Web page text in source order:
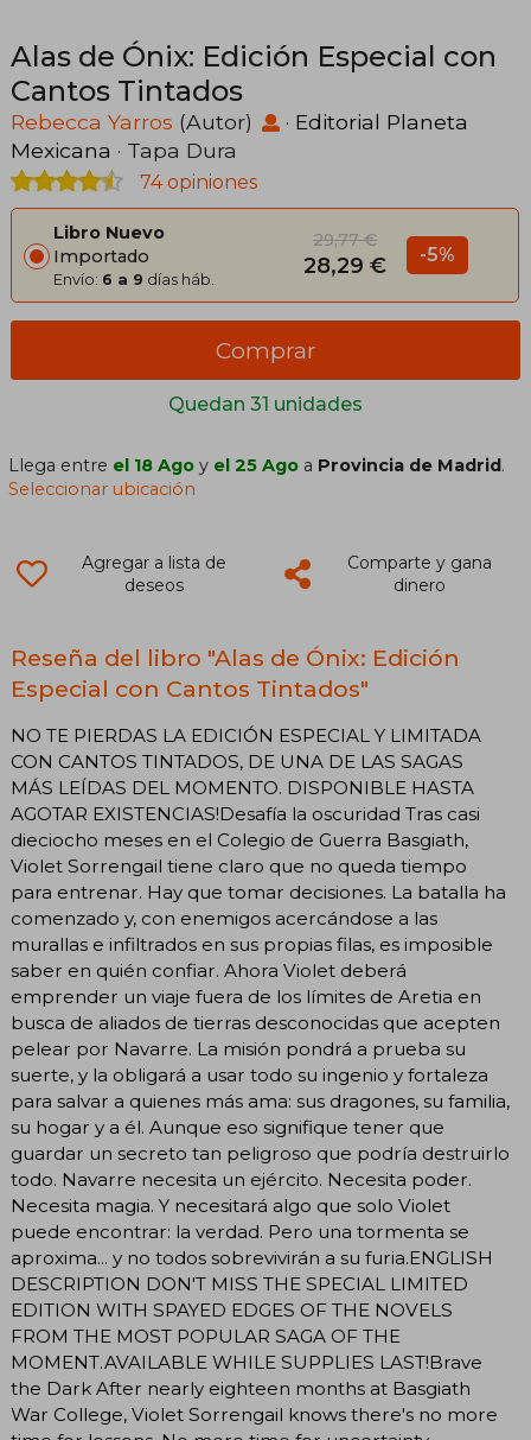
Alas de Ónix: Edición Especial con
Cantos Tintados
Rebecca Yarros (Autor) · Editorial Planeta
Mexicana · Tapa Dura
74 opiniones
Libro Nuevo
Importado
Envío: 6 a 9 días háb.
29,77 €
28,29 € -5%
Quedan 31 unidades
Comprar
Llega entre el 18 Ago y el 25 Ago a Provincia de Madrid.
Seleccionar ubicación
Agregar a lista de
deseos
Comparte y gana
dinero
Reseña del libro "Alas de Ónix: Edición
Especial con Cantos Tintados"
NO TE PIERDAS LA EDICIÓN ESPECIAL Y LIMITADA
CON CANTOS TINTADOS, DE UNA DE LAS SAGAS
MÁS LEÍDAS DEL MOMENTO. DISPONIBLE HASTA
AGOTAR EXISTENCIAS!Desafía la oscuridad Tras casi
dieciocho meses en el Colegio de Guerra Basgiath,
Violet Sorrengail tiene claro que no queda tiempo
para entrenar. Hay que tomar decisiones. La batalla ha
comenzado y, con enemigos acercándose a las
murallas e infiltrados en sus propias filas, es imposible
saber en quién confiar. Ahora Violet deberá
emprender un viaje fuera de los límites de Aretia en
busca de aliados de tierras desconocidas que acepten
pelear por Navarre. La misión pondrá a prueba su
suerte, y la obligará a usar todo su ingenio y fortaleza
para salvar a quienes más ama: sus dragones, su familia,
su hogar y a él. Aunque eso signifique tener que
guardar un secreto tan peligroso que podría destruirlo
todo. Navarre necesita un ejército. Necesita poder.
Necesita magia. Y necesitará algo que solo Violet
puede encontrar: la verdad. Pero una tormenta se
aproxima... y no todos sobrevivirán a su furia.ENGLISH
DESCRIPTION DON'T MISS THE SPECIAL LIMITED
EDITION WITH SPAYED EDGES OF THE NOVELS
FROM THE MOST POPULAR SAGA OF THE
MOMENT.AVAILABLE WHILE SUPPLIES LAST!Brave
the Dark After nearly eighteen months at Basgiath
War College, Violet Sorrengail knows there's no more